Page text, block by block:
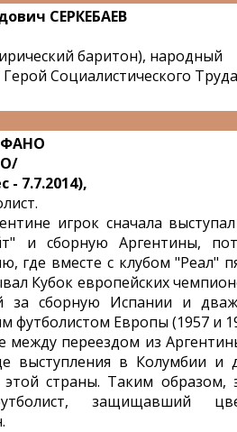
СЕРКЕБАЕВ
баритон), народный
Социалистического Труда
- 7.7.2014),
игрок сначала
и сборную Аргентины,
где вместе с клубом "Реал"
Кубок европейских
за сборную Испании и
футболистом Европы (1957 и
между переездом из
выступления в Колумбии и
страны. Таким образом,
защищавший